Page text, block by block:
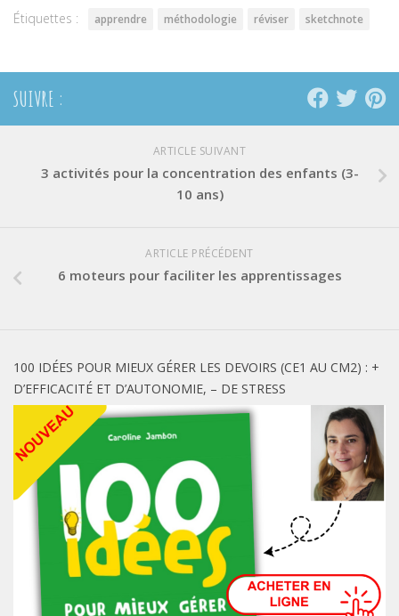
Étiquettes : apprendre méthodologie réviser sketchnote
SUIVRE :
ARTICLE SUIVANT
3 activités pour la concentration des enfants (3-
10 ans)
ARTICLE PRÉCÉDENT
6 moteurs pour faciliter les apprentissages
100 IDÉES POUR MIEUX GÉRER LES DEVOIRS (CE1 AU CM2) : +
D’EFFICACITÉ ET D’AUTONOMIE, – DE STRESS